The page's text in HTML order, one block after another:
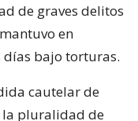
de graves delitos
en
bajo torturas.
cautelar de
la pluralidad de